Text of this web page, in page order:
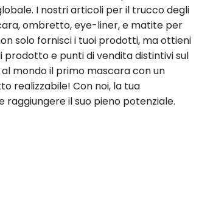
I nostri articoli per il trucco degli
ombretto, eye-liner, e matite per
solo fornisci i tuoi prodotti, ma ottieni
prodotto e punti di vendita distintivi sul
mondo il primo mascara con un
realizzabile! Con noi, la tua
il suo pieno potenziale.